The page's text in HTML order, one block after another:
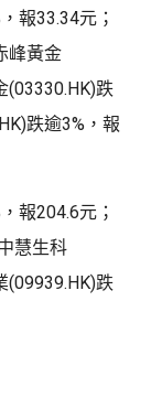
報33.34元；
峰黃金
(03330.HK)跌
跌逾3%，報
報204.6元；
慧生科
(09939.HK)跌